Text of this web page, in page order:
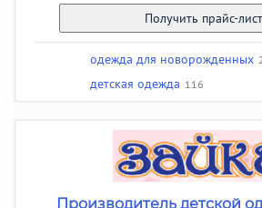
Получить прайс-лист
одежда для новорожденных
детская одежда 116
Производитель детской